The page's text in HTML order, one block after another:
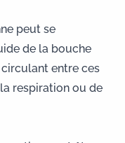
peut se
de la bouche
circulant entre ces
respiration ou de